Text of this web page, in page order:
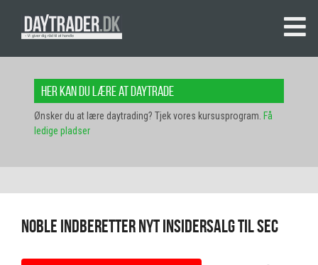
Her kan du lære at daytrade
Ønsker du at lære daytrading? Tjek vores kursusprogram. Få
ledige pladser
Noble indberetter nyt insidersalg til SEC